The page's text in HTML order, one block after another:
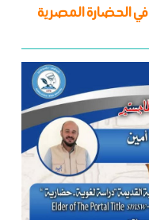
باحث يكشف دور لقب sm3s-h3yt في الحضارة المصرية